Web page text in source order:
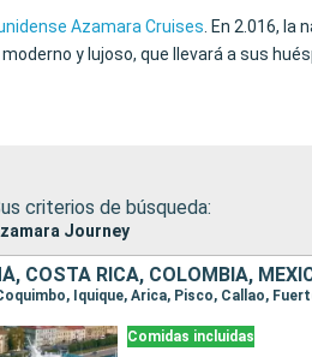
Azamara Cruises . En 2.016,
y lujoso, que llevará a sus
criterios de búsqueda:
Journey
COSTA RICA, COLOMBIA,
Comidas incluidas